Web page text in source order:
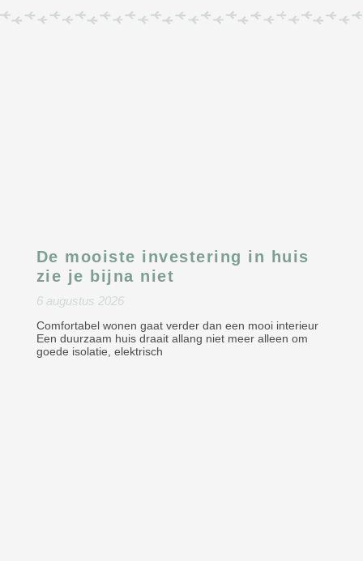
De mooiste investering in huis
zie je bijna niet
6 augustus 2026
Comfortabel wonen gaat verder dan een mooi interieur
Een duurzaam huis draait allang niet meer alleen om
goede isolatie, elektrisch